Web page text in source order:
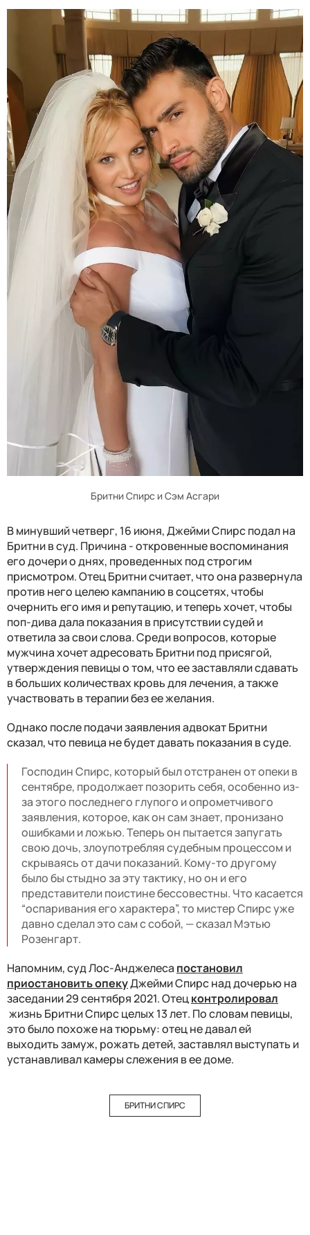
Бритни Спирс и Сэм Асгари
В минувший четверг, 16 июня, Джейми Спирс подал на
Бритни в суд. Причина - откровенные воспоминания
его дочери о днях, проведенных под строгим
присмотром. Отец Бритни считает, что она развернула
против него целeю кампанию в соцсетях, чтобы
очернить его имя и репутацию, и теперь хочет, чтобы
поп-дива дала показания в присутствии судей и
ответила за свои слова. Среди вопросов, которые
мужчина хочет адресовать Бритни под присягой,
утверждения певицы о том, что ее заставляли сдавать
в больших количествах кровь для лечения, а также
участвовать в терапии без ее желания.
Однако после подачи заявления адвокат Бритни
сказал, что певица не будет давать показания в суде.
Господин Спирс, который был отстранен от опеки в
сентябре, продолжает позорить себя, особенно из-
за этого последнего глупого и опрометчивого
заявления, которое, как он сам знает, пронизано
ошибками и ложью. Теперь он пытается запугать
свою дочь, злоупотребляя судебным процессом и
скрываясь от дачи показаний. Кому-то другому
было бы стыдно за эту тактику, но он и его
представители поистине бессовестны. Что касается
“оспаривания его характера”, то мистер Спирс уже
давно сделал это сам с собой, — сказал Мэтью
Розенгарт.
Напомним, суд Лос-Анджелеса постановил
приостановить опекуДжейми Спирс над дочерью на
заседании 29 сентября 2021. Отецконтролировал
жизнь Бритни Спирс целых 13 лет. По словам певицы,
это было похоже на тюрьму: отец не давал ей
выходить замуж, рожать детей, заставлял выступать и
устанавливал камеры слежения в ее доме.
БРИТНИ СПИРС